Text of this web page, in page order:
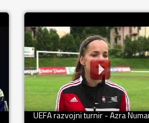
UEFA razvojni turnir - Azra